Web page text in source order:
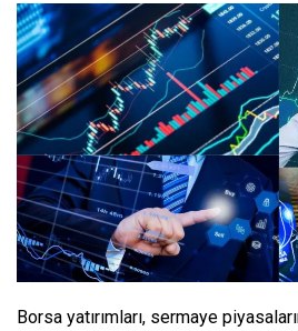
Borsa yatırımları, sermaye